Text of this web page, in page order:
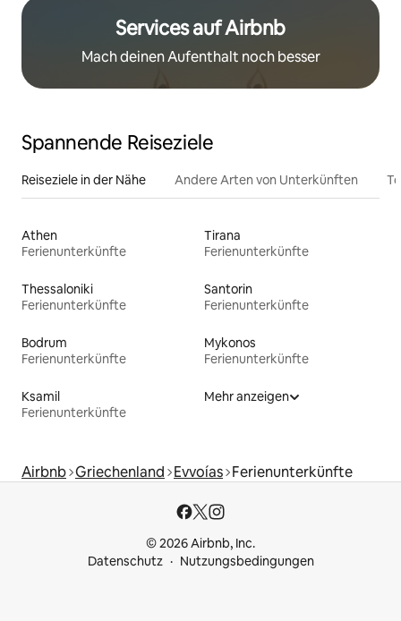
Services auf Airbnb
Mach deinen Aufenthalt noch besser
Spannende Reiseziele
Reiseziele in der Nähe Andere Arten von Unterkünften
Athen
Ferienunterkünfte
Tirana
Ferienunterkünfte
Thessaloniki
Ferienunterkünfte
Santorin
Ferienunterkünfte
Bodrum
Ferienunterkünfte
Mykonos
Ferienunterkünfte
Ksamil
Ferienunterkünfte
Mehr anzeigen
Airbnb Griechenland Evvoías Ferienunterkünfte
© 2026 Airbnb, Inc.
Datenschutz
Nutzungsbedingungen